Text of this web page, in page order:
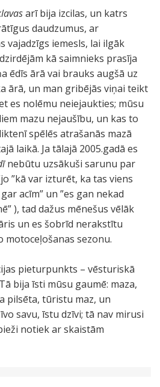
arī bija izcilas, un katrs
daudzumus, ar
vajadzīgs iemesls, lai ilgāk
kā saimnieks prasīja
ēdīs ārā vai brauks augšā uz
ārā, un man gribējās viņai teikt
es nolēmu neiejaukties; mūsu
mazu nejaušību, un kas to
spēlēs atrašanās mazā
laikā. Ja tālajā 2005.gadā es
nebūtu uzsākuši sarunu par
”kā var izturēt, ka tas viens
acīm” un ”es gan nekad
), tad dažus mēnešus vēlāk
un es šobrīd nerakstītu
sezonu.
pieturpunkts – vēsturiskā
Tā bija īsti mūsu gaumē: maza,
pilsēta, tūristu maz, un
savu, īstu dzīvi; tā nav mirusi
notiek ar skaistām